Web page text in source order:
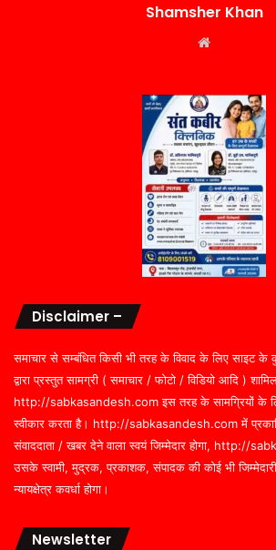
Shamsher Khan
Disclaimer –
समाचार से सम्बंधित किसी भी तरह के विवाद के लिए साइट के
द्वारा प्रस्तुत सामग्री ( समाचार / फोटो / विडियो आदि )
http://sabkasandesh.com इस तरह के सामग्रियों के लिए
स्वीकार करता है। http://sabkasandesh.com में
संवाददाता / खबर देने वाला स्वयं जिम्मेदार होगा, http://
उसके स्वामी, मुद्रक, प्रकाशक, संपादक की कोई भी जिम्मेदारी
न्यायक्षेत्र कवर्धा होगा।
Newsletter